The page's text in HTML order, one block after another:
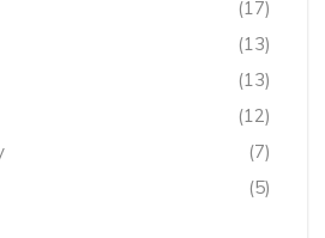
(17)
(13)
(13)
(12)
(7)
(5)